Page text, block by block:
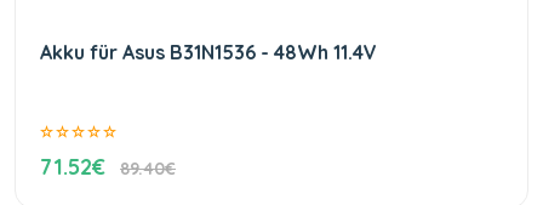
Akku für Asus B31N1536 - 48Wh 11.4V
71.52€ 89.40€